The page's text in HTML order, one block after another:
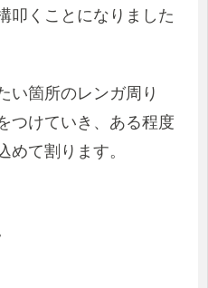
叩くことになりました
い箇所のレンガ周り
つけていき、ある程度
めて割ります。